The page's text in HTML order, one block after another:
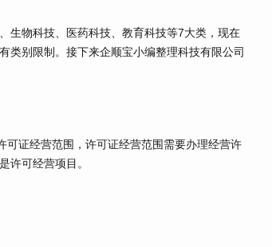
物科技、医药科技、教育科技等7大类，现在
类别限制。接下来企顺宝小编整理科技有限公司
证经营范围，许可证经营范围需要办理经营许
许可经营项目。